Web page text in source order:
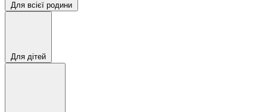
Для всієї родини
Для дітей